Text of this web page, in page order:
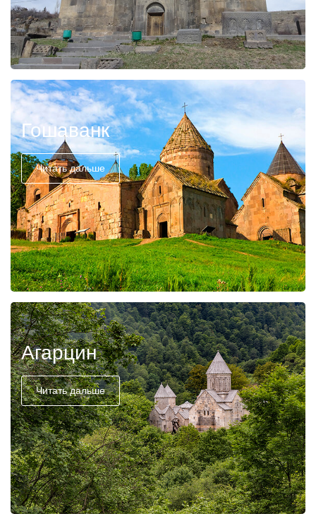
Гошаванк
Читать дальше
Агарцин
Читать дальше